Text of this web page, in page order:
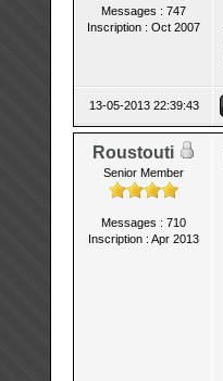
Messages : 747
Inscription : Oct 2007
13-05-2013 22:39:43
Roustouti
Senior Member
Messages : 710
Inscription : Apr 2013